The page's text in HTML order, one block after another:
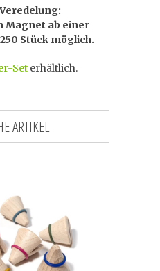
Magnet ab einer
Stück möglich.
Set erhältlich.
ARTIKEL